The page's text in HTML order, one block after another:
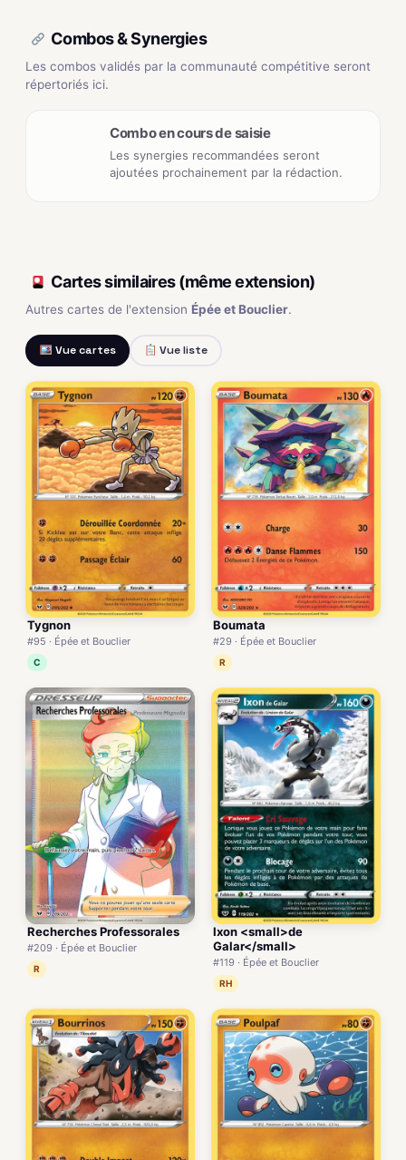
Combos & Synergies
Les combos validés par la communauté compétitive seront
répertoriés ici.
Combo en cours de saisie
Les synergies recommandées seront
ajoutées prochainement par la rédaction.
Cartes similaires (même extension)
Autres cartes de l'extension Épée et Bouclier.
Vue cartes Vue liste
Tygnon
#95 · Épée et Bouclier
C
Boumata
#29 · Épée et Bouclier
R
Recherches Professorales
#209 · Épée et Bouclier
R
Ixon <small>de
Galar</small>
#119 · Épée et Bouclier
RH